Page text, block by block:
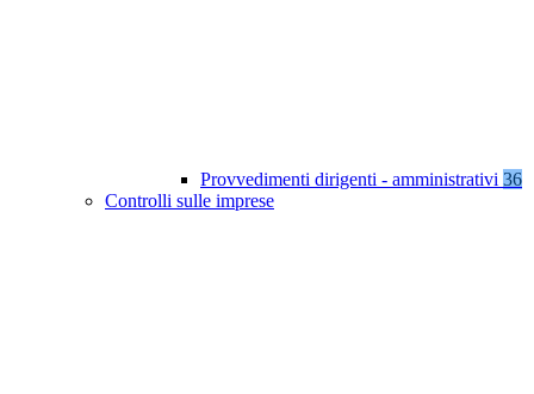
Provvedimenti dirigenti - amministrativi 36
Controlli sulle imprese